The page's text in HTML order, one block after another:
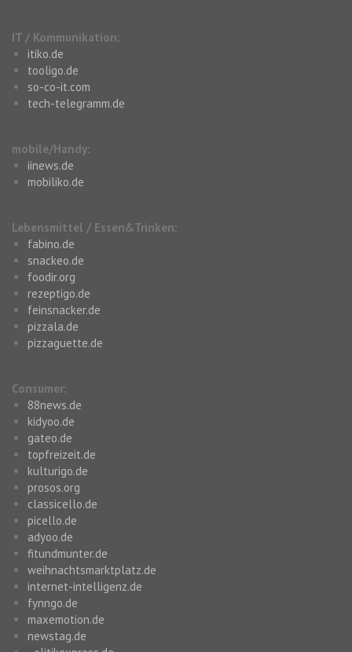
IT / Kommunikation:
itiko.de
tooligo.de
so-co-it.com
tech-telegramm.de
mobile/Handy:
iinews.de
mobiliko.de
Lebensmittel / Essen&Trinken:
fabino.de
snackeo.de
foodir.org
rezeptigo.de
feinsnacker.de
pizzala.de
pizzaguette.de
Consumer:
88news.de
kidyoo.de
gateo.de
topfreizeit.de
kulturigo.de
prosos.org
classicello.de
picello.de
adyoo.de
fitundmunter.de
weihnachtsmarktplatz.de
internet-intelligenz.de
fynngo.de
maxemotion.de
newstag.de